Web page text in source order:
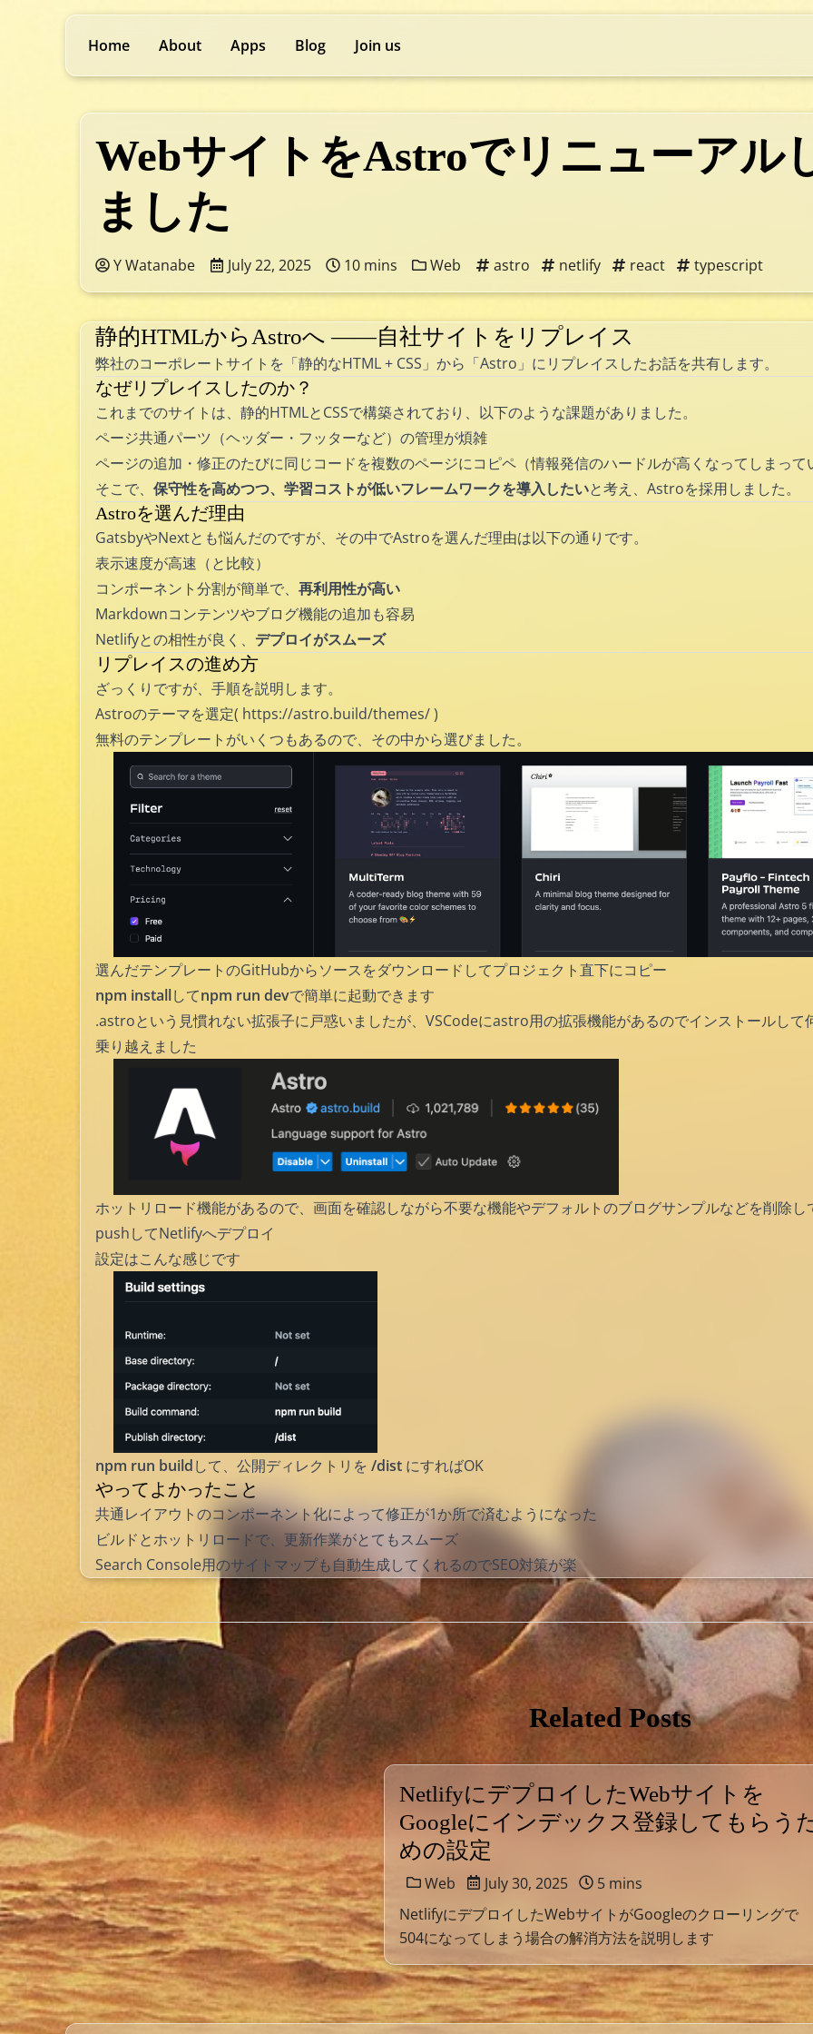
Home About Apps Blog Join us
WebサイトをAstroでリニューアル
ました
Y Watanabe July 22, 2025 10 mins Web astro netlify react typescript
静的HTMLからAstroへ ——自社サイトをリプレイス
弊社のコーポレートサイトを「静的なHTML + CSS」から「Astro 」にリプレイスしたお話を共有します。
なぜリプレイスしたのか？
これまでのサイトは、静的HTMLとCSSで構築されており、以下のような課題がありました。
ページ共通パーツ（ヘッダー・フッターなど）の管理が煩雑
ページの追加・修正のたびに同じコードを複数のページにコピペ（情報発信のハードルが高くなってしまって
そこで、 保守性を高めつつ、学習コストが低いフレームワークを導入したいと考え、Astroを採用しました。
Astroを選んだ理由
GatsbyやNextとも悩んだのですが、その中でAstroを選んだ理由は以下の通りです。
表示速度が高速（と比較）
コンポーネント分割が簡単で、 再利用性が高い
Markdownコンテンツやブログ機能の追加も容易
Netlifyとの相性が良く、 デプロイがスムーズ
リプレイスの進め方
ざっくりですが、手順を説明します。
Astroのテーマを選定( https://astro.build/themes/)
無料のテンプレートがいくつもあるので、その中から選びました。
選んだテンプレートのGitHubからソースをダウンロードしてプロジェクト直下にコピー
npm installしてnpm run devで簡単に起動できます
.astroという見慣れない拡張子に戸惑いましたが、VSCodeにastro用の拡張機能があるのでインストールして
乗り越えました
ホットリロード機能があるので、画面を確認しながら不要な機能やデフォルトのブログサンプルなどを削除し
pushしてNetlifyへデプロイ
設定はこんな感じです
npm run buildして、公開ディレクトリを /dist にすればOK
やってよかったこと
共通レイアウトのコンポーネント化によって修正が1か所で済むようになった
ビルドとホットリロードで、更新作業がとてもスムーズ
Search Console用のサイトマップも自動生成してくれるのでSEO対策が楽
Related Posts
NetlifyにデプロイしたWebサイトを
Googleにインデックス登録してもらう
めの設定
Web July 30, 2025
5 mins
NetlifyにデプロイしたWebサイトがGoogleのクローリングで
504になってしまう場合の解消方法を説明します